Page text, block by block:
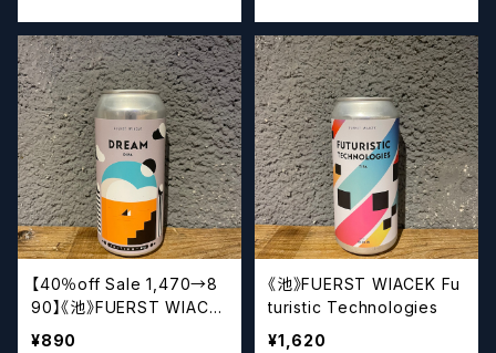
【40％off Sale 1,470→8
90】《池》FUERST WIACE
K Dream #12
¥890
《池》FUERST WIACEK Fu
turistic Technologies
¥1,620